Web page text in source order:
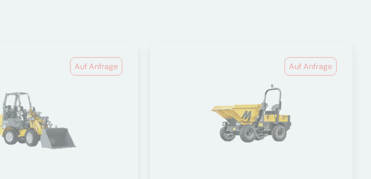
Auf Anfrage Auf Anfrage